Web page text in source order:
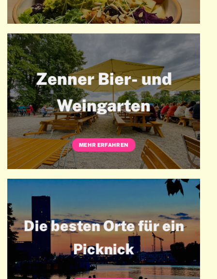
Zenner Bier- und
Weingarten
MEHR ERFAHREN
Die besten Orte für ein
Picknick